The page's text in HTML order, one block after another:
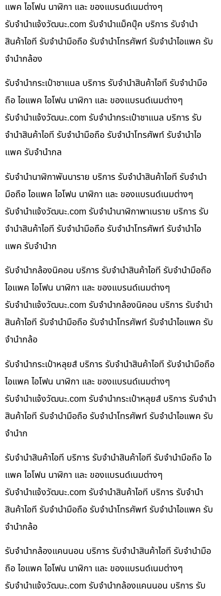
แพค ไอโฟน นาฬิกา และ ของแบรนด์เนมต่างๆ
รับจํานําแจ้งวัฒนะ.com รับจำนำแม็คบุ๊ค บริการ รับจำนำ
สินค้าไอที รับจำนำมือถือ รับจำนำโทรศัพท์ รับจำนำไอแพค รับ
จำนำกล้อง
รับจำนำกระเป๋าชาแนล บริการ รับจำนำสินค้าไอที รับจำนำมือ
ถือ ไอแพค ไอโฟน นาฬิกา และ ของแบรนด์เนมต่างๆ
รับจํานําแจ้งวัฒนะ.com รับจำนำกระเป๋าชาแนล บริการ รับ
จำนำสินค้าไอที รับจำนำมือถือ รับจำนำโทรศัพท์ รับจำนำไอ
แพค รับจำนำกล
รับจำนำนาฬิกาพันนาราย บริการ รับจำนำสินค้าไอที รับจำนำ
มือถือ ไอแพค ไอโฟน นาฬิกา และ ของแบรนด์เนมต่างๆ
รับจํานําแจ้งวัฒนะ.com รับจำนำนาฬิกาพาเนราย บริการ รับ
จำนำสินค้าไอที รับจำนำมือถือ รับจำนำโทรศัพท์ รับจำนำไอ
แพค รับจำนำก
รับจำนำกล้องนิคอน บริการ รับจำนำสินค้าไอที รับจำนำมือถือ
ไอแพค ไอโฟน นาฬิกา และ ของแบรนด์เนมต่างๆ
รับจํานําแจ้งวัฒนะ.com รับจำนำกล้องนิคอน บริการ รับจำนำ
สินค้าไอที รับจำนำมือถือ รับจำนำโทรศัพท์ รับจำนำไอแพค รับ
จำนำกล้อ
รับจำนำกระเป๋าหลุยส์ บริการ รับจำนำสินค้าไอที รับจำนำมือถือ
ไอแพค ไอโฟน นาฬิกา และ ของแบรนด์เนมต่างๆ
รับจํานําแจ้งวัฒนะ.com รับจำนำกระเป๋าหลุยส์ บริการ รับจำนำ
สินค้าไอที รับจำนำมือถือ รับจำนำโทรศัพท์ รับจำนำไอแพค รับ
จำนำก
รับจำนำสินค้าไอที บริการ รับจำนำสินค้าไอที รับจำนำมือถือ ไอ
แพค ไอโฟน นาฬิกา และ ของแบรนด์เนมต่างๆ
รับจํานําแจ้งวัฒนะ.com รับจำนำสินค้าไอที บริการ รับจำนำ
สินค้าไอที รับจำนำมือถือ รับจำนำโทรศัพท์ รับจำนำไอแพค รับ
จำนำกล้อ
รับจำนำกล้องแคนนอน บริการ รับจำนำสินค้าไอที รับจำนำมือ
ถือ ไอแพค ไอโฟน นาฬิกา และ ของแบรนด์เนมต่างๆ
รับจํานําแจ้งวัฒนะ.com รับจำนำกล้องแคนนอน บริการ รับ